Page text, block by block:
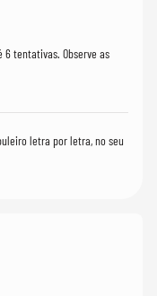
6 tentativas. Observe as
letra por letra, no seu